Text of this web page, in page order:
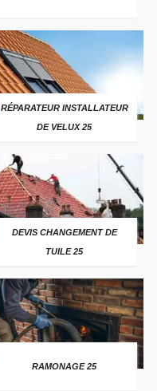
RÉPARATEUR INSTALLATEUR
DE VELUX 25
DEVIS CHANGEMENT DE
TUILE 25
RAMONAGE 25